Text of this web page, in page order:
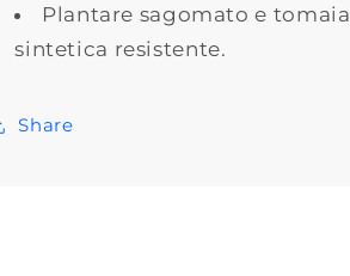
Plantare sagomato e tomaia
sintetica resistente.
Share